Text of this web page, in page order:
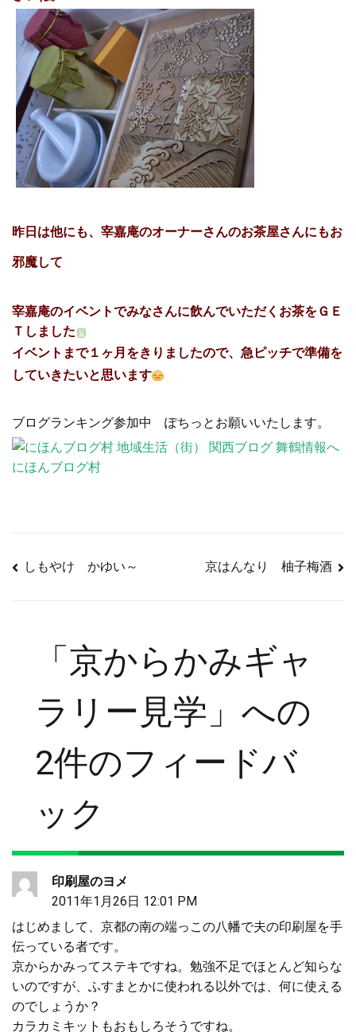
昨日は他にも、宰嘉庵のオーナーさんのお茶屋さんにもお
邪魔して
宰嘉庵のイベントでみなさんに飲んでいただくお茶をＧＥ
Ｔしました
イベントまで１ヶ月をきりましたので、急ピッチで準備を
していきたいと思います
ブログランキング参加中 ぽちっとお願いいたします。
にほんブログ村
投
ビ
ゲ
シ
ョ
ン
しもやけ かゆい～ 京はんなり 柚子梅酒
「 京からかみギャ
ラリー見学 」への
2件のフィードバ
ック
印刷屋のヨメ
2011年1月26日 12:01 PM
はじめまして、京都の南の端っこの八幡で夫の印刷屋を手
伝っている者です。
京からかみってステキですね。勉強不足でほとんど知らな
いのですが、ふすまとかに使われる以外では、何に使える
のでしょうか？
カラカミキットもおもしろそうですね。